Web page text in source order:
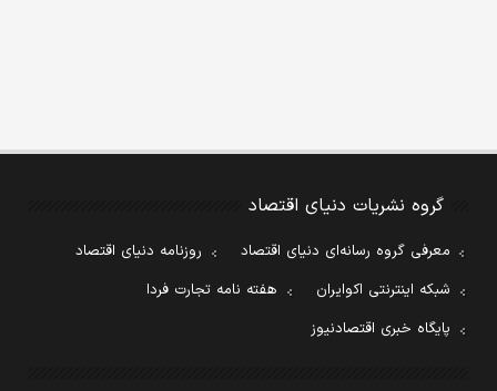
گروه نشریات دنیای اقتصاد
معرفی گروه رسانه‌ای دنیای اقتصاد
روزنامه دنیای اقتصاد
شبکه اینترنتی اکوایران
هفته نامه تجارت فردا
پایگاه خبری اقتصادنیوز